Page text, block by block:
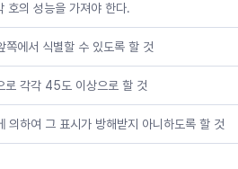
호의 성능을 가져야 한다.
에서 식별할 수 있도록 할 것
로 각각 45도 이상으로 할 것
의하여 그 표시가 방해받지 아니하도록 할 것